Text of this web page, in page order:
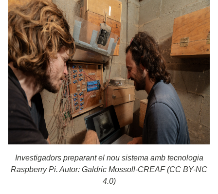
Investigadors preparant el nou sistema amb tecnologia
Raspberry Pi. Autor: Galdric Mossoll-CREAF (CC BY-NC
4.0)